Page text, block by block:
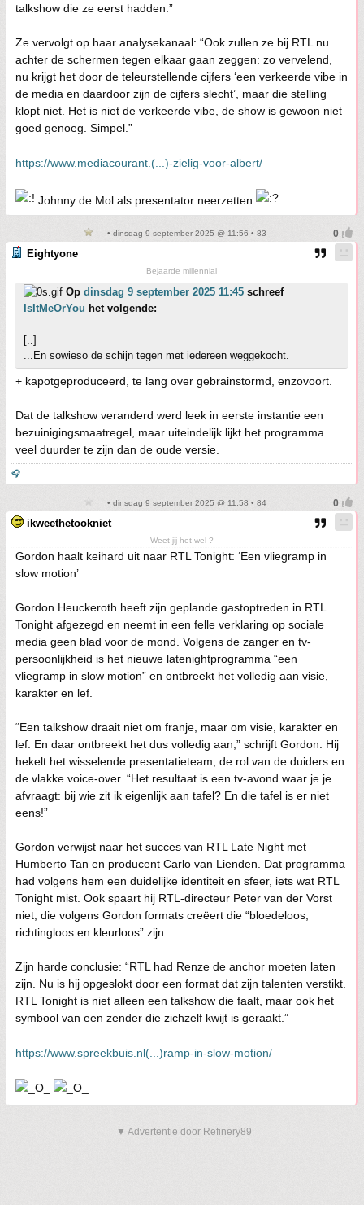
talkshow die ze eerst hadden.”
Ze vervolgt op haar analysekanaal: “Ook zullen ze bij RTL nu
achter de schermen tegen elkaar gaan zeggen: zo vervelend,
nu krijgt het door de teleurstellende cijfers ‘een verkeerde vibe in
de media en daardoor zijn de cijfers slecht’, maar die stelling
klopt niet. Het is niet de verkeerde vibe, de show is gewoon niet
goed genoeg. Simpel.”
https://www.mediacourant.(...)-zielig-voor-albert/
Johnny de Mol als presentator neerzetten
• dinsdag 9 september 2025 @ 11:56 • 83
Eightyone
Bejaarde millennial
Op dinsdag 9 september 2025 11:45 schreef
IsItMeOrYou het volgende:
[..]
...En sowieso de schijn tegen met iedereen weggekocht.
+ kapotgeproduceerd, te lang over gebrainstormd, enzovoort.
Dat de talkshow veranderd werd leek in eerste instantie een
bezuinigingsmaatregel, maar uiteindelijk lijkt het programma
veel duurder te zijn dan de oude versie.
🎧
• dinsdag 9 september 2025 @ 11:58 • 84
ikweethetookniet
Weet jij het wel ?
Gordon haalt keihard uit naar RTL Tonight: ‘Een vliegramp in
slow motion’
Gordon Heuckeroth heeft zijn geplande gastoptreden in RTL
Tonight afgezegd en neemt in een felle verklaring op sociale
media geen blad voor de mond. Volgens de zanger en tv-
persoonlijkheid is het nieuwe latenightprogramma “een
vliegramp in slow motion” en ontbreekt het volledig aan visie,
karakter en lef.
“Een talkshow draait niet om franje, maar om visie, karakter en
lef. En daar ontbreekt het dus volledig aan,” schrijft Gordon. Hij
hekelt het wisselende presentatieteam, de rol van de duiders en
de vlakke voice-over. “Het resultaat is een tv-avond waar je je
afvraagt: bij wie zit ik eigenlijk aan tafel? En die tafel is er niet
eens!”
Gordon verwijst naar het succes van RTL Late Night met
Humberto Tan en producent Carlo van Lienden. Dat programma
had volgens hem een duidelijke identiteit en sfeer, iets wat RTL
Tonight mist. Ook spaart hij RTL-directeur Peter van der Vorst
niet, die volgens Gordon formats creëert die “bloedeloos,
richtingloos en kleurloos” zijn.
Zijn harde conclusie: “RTL had Renze de anchor moeten laten
zijn. Nu is hij opgeslokt door een format dat zijn talenten verstikt.
RTL Tonight is niet alleen een talkshow die faalt, maar ook het
symbool van een zender die zichzelf kwijt is geraakt.”
https://www.spreekbuis.nl(...)ramp-in-slow-motion/
▼ Advertentie door Refinery89